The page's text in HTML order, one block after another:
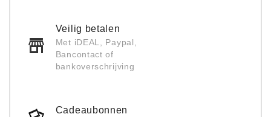
Veilig betalen
Met iDEAL, Paypal,
Bancontact of
bankoverschrijving
Cadeaubonnen